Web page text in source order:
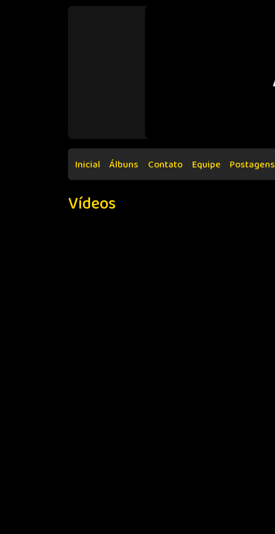
Inicial Álbuns Contato Equipe Postagens
Vídeos